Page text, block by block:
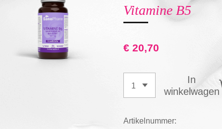
Vitamine B5
€ 20,70
In
winkelwagen
Artikelnummer: